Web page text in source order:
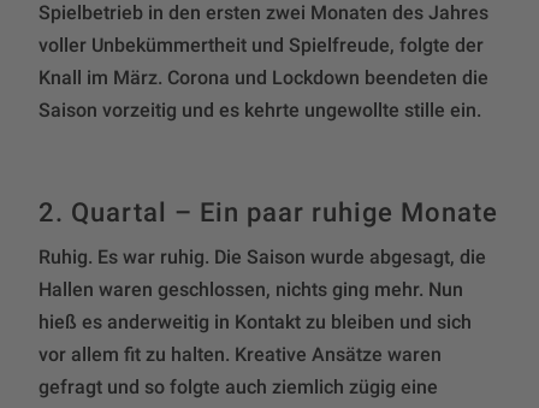
Spielbetrieb in den ersten zwei Monaten des Jahres
voller Unbekümmertheit und Spielfreude, folgte der
Knall im März. Corona und Lockdown beendeten die
Saison vorzeitig und es kehrte ungewollte stille ein.
2. Quartal – Ein paar ruhige Monate
Ruhig. Es war ruhig. Die Saison wurde abgesagt, die
Hallen waren geschlossen, nichts ging mehr. Nun
hieß es anderweitig in Kontakt zu bleiben und sich
vor allem fit zu halten. Kreative Ansätze waren
gefragt und so folgte auch ziemlich zügig eine